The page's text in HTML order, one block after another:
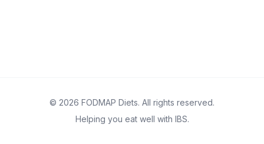
© 2026 FODMAP Diets. All rights reserved.
Helping you eat well with IBS.